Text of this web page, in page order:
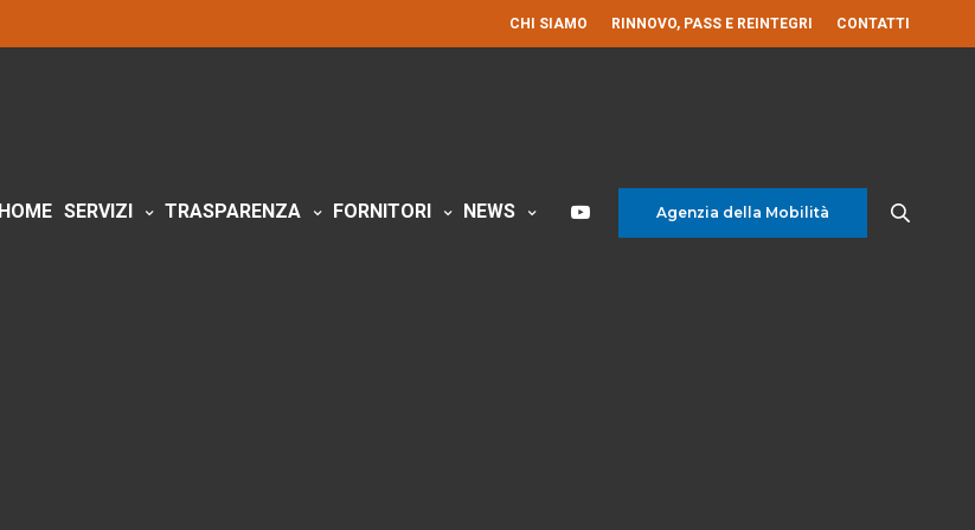
CHI SIAMO RINNOVO, PASS E REINTEGRI CONTATTI
HOME SERVIZI TRASPARENZA FORNITORI NEWS Agenzia della Mobilità